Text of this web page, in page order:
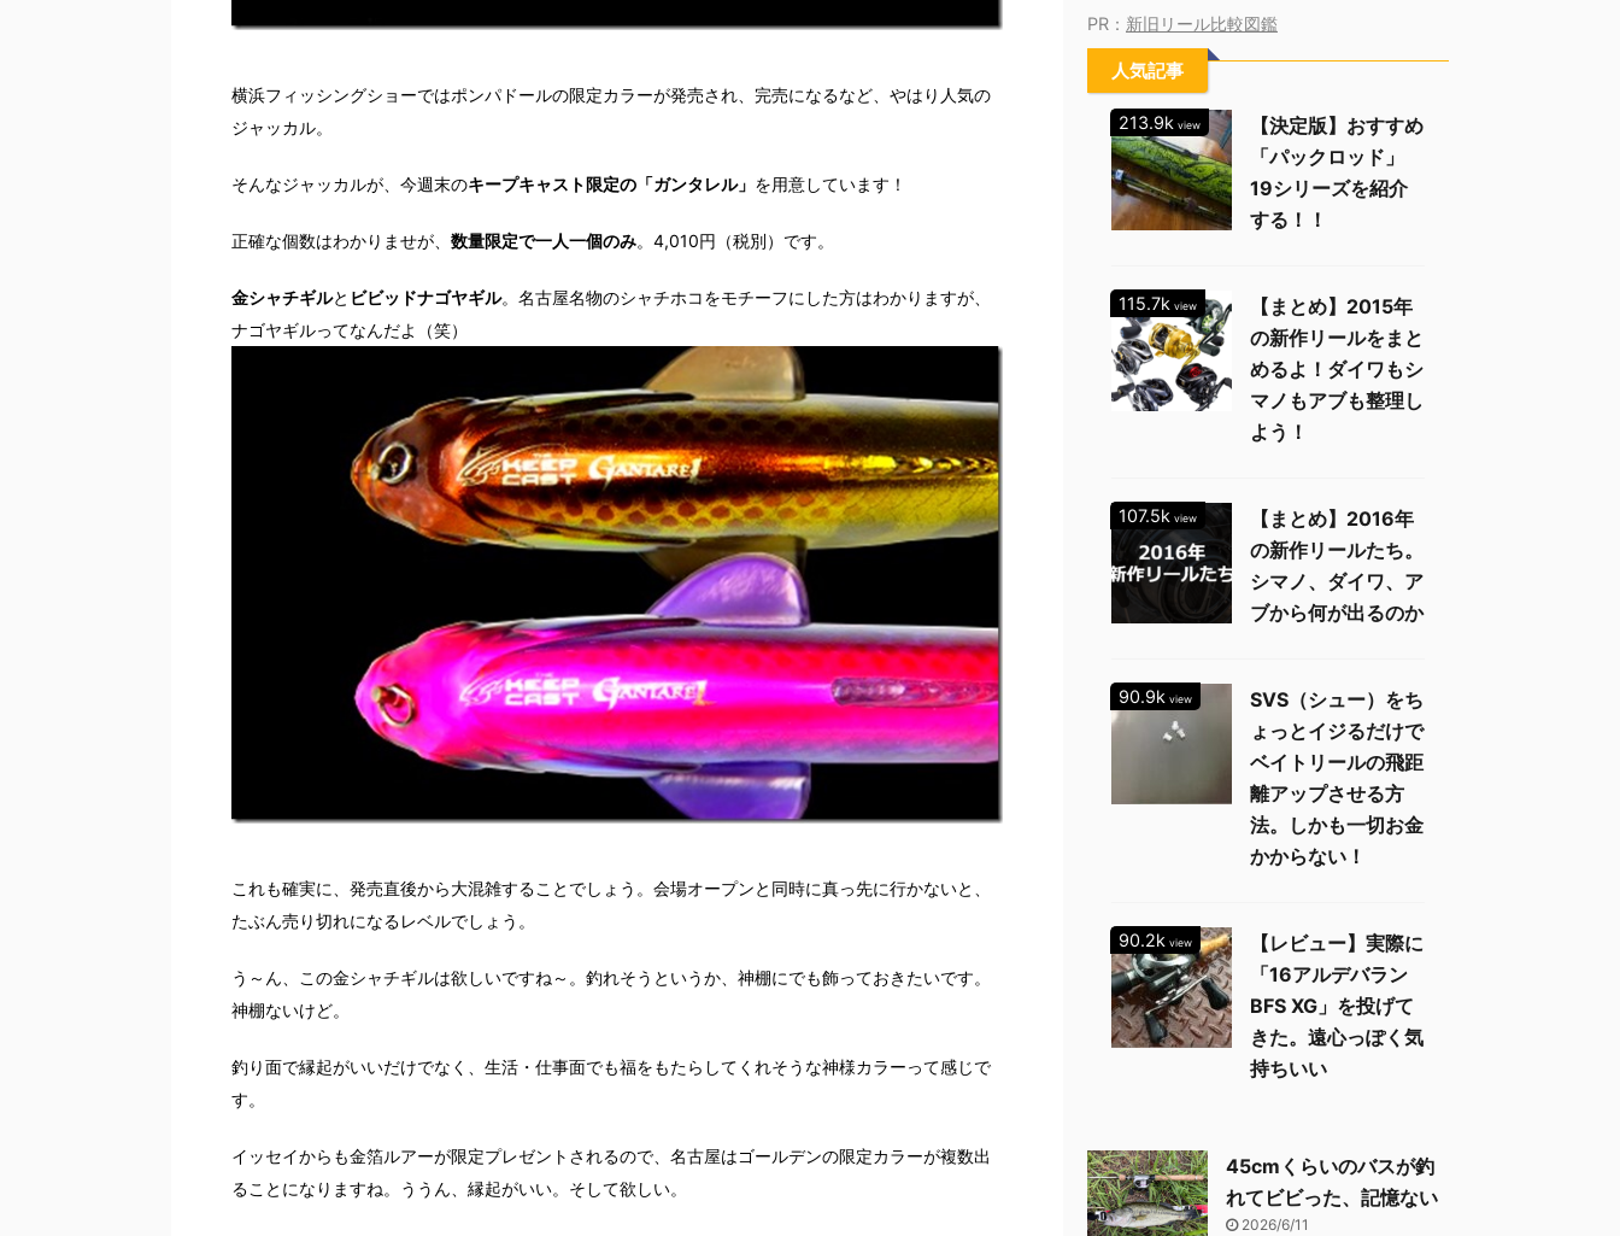
横浜フィッシングショーではポンパドールの限定カラーが発売され、完売になるなど、やはり人気の
ジャッカル。
そんなジャッカルが、今週末のキープキャスト限定の「ガンタレル」 を用意しています！
正確な個数はわかりませが、 数量限定で一人一個のみ。4,010円（税別）です。
金シャチギルと ビビッドナゴヤギル。名古屋名物のシャチホコをモチーフにした方はわかりますが、
ナゴヤギルってなんだよ（笑）
これも確実に、発売直後から大混雑することでしょう。会場オープンと同時に真っ先に行かないと、
たぶん売り切れになるレベルでしょう。
う～ん、この金シャチギルは欲しいですね～。釣れそうというか、神棚にでも飾っておきたいです。
神棚ないけど。
釣り面で縁起がいいだけでなく、生活・仕事面でも福をもたらしてくれそうな神様カラーって感じで
す。
イッセイからも金箔ルアーが限定プレゼントされるので、名古屋はゴールデンの限定カラーが複数出
ることになりますね。ううん、縁起がいい。そして欲しい。
PR： 新旧リール比較図鑑
人気記事
213.9k view
【決定版】おすすめ
「パックロッド」
19シリーズを紹介
する！！
115.7k view
【まとめ】2015年
の新作リールをまと
めるよ！ダイワもシ
マノもアブも整理し
よう！
107.5k view
【まとめ】2016年
の新作リールたち。
シマノ、ダイワ、ア
ブから何が出るのか
90.9k view
SVS（シュー）をち
ょっとイジるだけで
ベイトリールの飛距
離アップさせる方
法。しかも一切お金
かからない！
90.2k view
【レビュー】実際に
「16アルデバラン
BFS XG」を投げて
きた。遠心っぽく気
持ちいい
45cmくらいのバスが釣
れてビビった、記憶ない
2026/6/11